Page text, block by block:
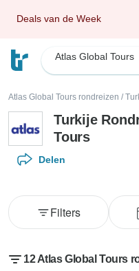
Deals van de Week
Atlas Global Tours
Atlas Global Tours rondreizen /
Turkije
Tours
Delen
Filters
12 Atlas Global Tours